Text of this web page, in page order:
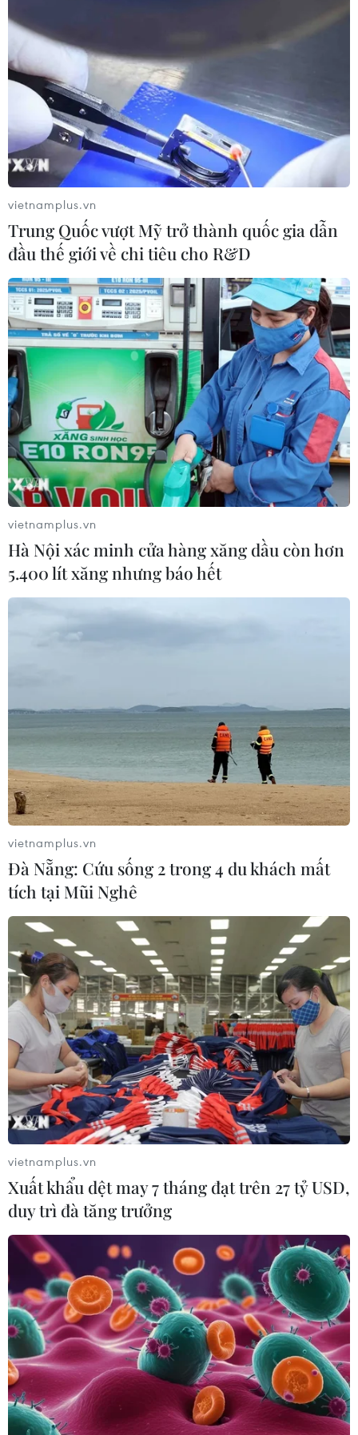
vietnamplus.vn
Trung Quốc vượt Mỹ trở thành quốc gia dẫn
đầu thế giới về chi tiêu cho R&D
vietnamplus.vn
Hà Nội xác minh cửa hàng xăng dầu còn hơn
5.400 lít xăng nhưng báo hết
vietnamplus.vn
Đà Nẵng: Cứu sống 2 trong 4 du khách mất
tích tại Mũi Nghê
vietnamplus.vn
Xuất khẩu dệt may 7 tháng đạt trên 27 tỷ USD,
duy trì đà tăng trưởng